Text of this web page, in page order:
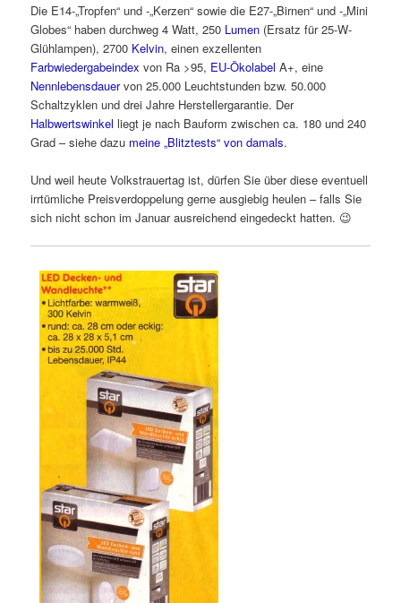
Die E14-„Tropfen“ und -„Kerzen“ sowie die E27-„Birnen“ und -„Mini
Globes“ haben durchweg 4 Watt, 250 Lumen (Ersatz für 25-W-
Glühlampen), 2700 Kelvin, einen exzellenten
Farbwiedergabeindex von Ra >95, EU-Ökolabel A+, eine
Nennlebensdauervon 25.000 Leuchtstunden bzw. 50.000
Schaltzyklen und drei Jahre Herstellergarantie. Der
Halbwertswinkel liegt je nach Bauform zwischen ca. 180 und 240
Grad – siehe dazu meine „Blitztests“ von damals.
Und weil heute Volkstrauertag ist, dürfen Sie über diese eventuell
irrtümliche Preisverdoppelung gerne ausgiebig heulen – falls Sie
sich nicht schon im Januar ausreichend eingedeckt hatten. 😉